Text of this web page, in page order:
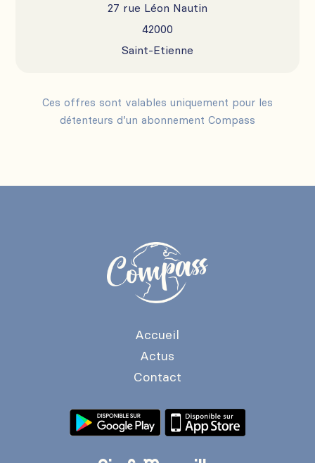
27 rue Léon Nautin
42000
Saint-Etienne
Ces offres sont valables uniquement pour les
détenteurs d’un abonnement Compass
Accueil
Actus
Contact